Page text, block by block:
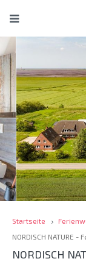
Startseite
NORDISCH NATURE
NORDISCH